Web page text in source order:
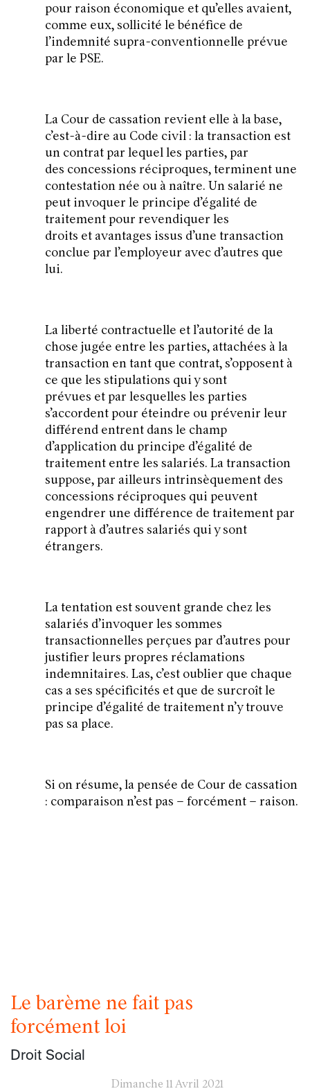
pour raison économique et qu’elles avaient,
comme eux, sollicité le bénéfice de
l’indemnité supra-conventionnelle prévue
par le PSE.
La Cour de cassation revient elle à la base,
c’est-à-dire au Code civil : la transaction est
un contrat par lequel les parties, par
des concessions réciproques, terminent une
contestation née ou à naître. Un salarié ne
peut invoquer le principe d’égalité de
traitement pour revendiquer les
droits et avantages issus d’une transaction
conclue par l’employeur avec d’autres que
lui.
La liberté contractuelle et l’autorité de la
chose jugée entre les parties, attachées à la
transaction en tant que contrat, s’opposent à
ce que les stipulations qui y sont
prévues et par lesquelles les parties
s’accordent pour éteindre ou prévenir leur
différend entrent dans le champ
d’application du principe d’égalité de
traitement entre les salariés. La transaction
suppose, par ailleurs intrinsèquement des
concessions réciproques qui peuvent
engendrer une différence de traitement par
rapport à d’autres salariés qui y sont
étrangers.
La tentation est souvent grande chez les
salariés d’invoquer les sommes
transactionnelles perçues par d’autres pour
justifier leurs propres réclamations
indemnitaires. Las, c’est oublier que chaque
cas a ses spécificités et que de surcroît le
principe d’égalité de traitement n’y trouve
pas sa place.
Si on résume, la pensée de Cour de cassation
: comparaison n’est pas – forcément – raison.
Le barème ne fait pas
forcément loi
Droit Social
Dimanche 11 Avril 2021